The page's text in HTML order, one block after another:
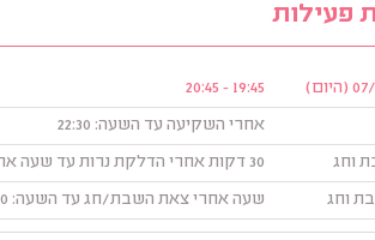
פעילות
19:45 - 20:45
אחרי השקיעה עד השעה: 22:30
וחג
30 דקות אחרי הדלקת נרות עד שעה אחרי הפתיחה
וחג
שעה אחרי צאת השבת/חג עד השעה: 22:30